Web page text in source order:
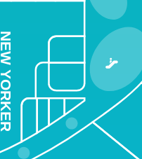
NEW YORKER